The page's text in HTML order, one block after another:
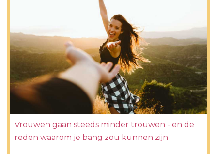
Vrouwen gaan steeds minder trouwen - en de
reden waarom je bang zou kunnen zijn